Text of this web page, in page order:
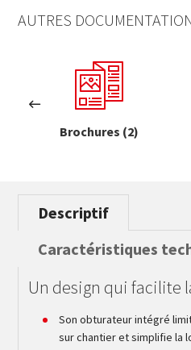
AUTRES
Brochures (2)
Descriptif
Caractéristiques
Un design qui facilite
Son obturateur intégré
sur chantier et simplifie la